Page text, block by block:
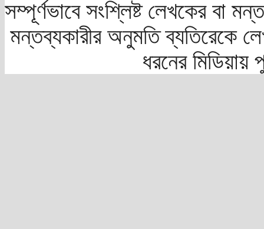
সম্পূর্ণভাবে সংশ্লিষ্ট লেখকের বা
মন্তব্যকারীর অনুমতি ব্যতিরেকে
ধরনের মিডিয়ায়